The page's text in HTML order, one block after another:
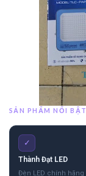
SẢN PHẨM NỔI BẬT
✓
Thành Đạt LED
Đèn LED chính hãng